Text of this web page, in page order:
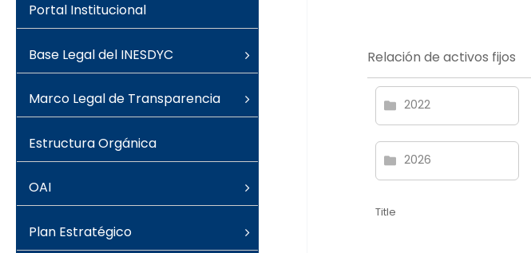
Portal Institucional
Base Legal del INESDYC
Marco Legal de Transparencia
Estructura Orgánica
OAI
Plan Estratégico
Relación de activos fijos
2022
2026
Title